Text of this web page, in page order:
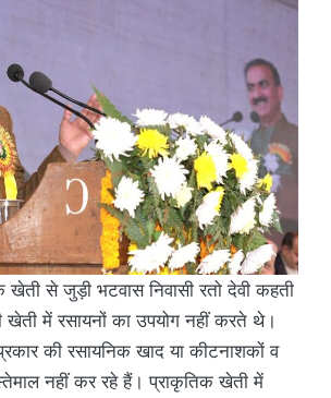
खेती से जुड़ी भटवास निवासी रतो देवी कहती
खेती में रसायनों का उपयोग नहीं करते थे।
की रसायनिक खाद या कीटनाशकों व
नहीं कर रहे हैं। प्राकृतिक खेती में